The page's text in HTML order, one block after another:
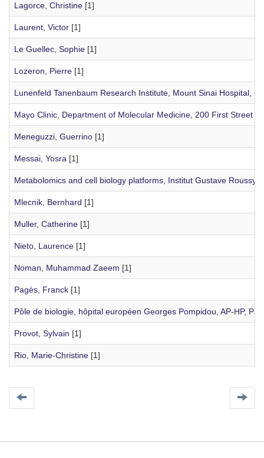
Lagorce, Christine [1]
Laurent, Victor [1]
Le Guellec, Sophie [1]
Lozeron, Pierre [1]
Lunenfeld Tanenbaum Research Institute, Mount Sinai Hospital,
Mayo Clinic, Department of Molecular Medicine, 200 First Street
Meneguzzi, Guerrino [1]
Messai, Yosra [1]
Metabolomics and cell biology platforms, Institut Gustave Roussy,
Mlecnik, Bernhard [1]
Muller, Catherine [1]
Nieto, Laurence [1]
Noman, Muhammad Zaeem [1]
Pagès, Franck [1]
Pôle de biologie, hôpital européen Georges Pompidou, AP-HP,
Provot, Sylvain [1]
Rio, Marie-Christine [1]